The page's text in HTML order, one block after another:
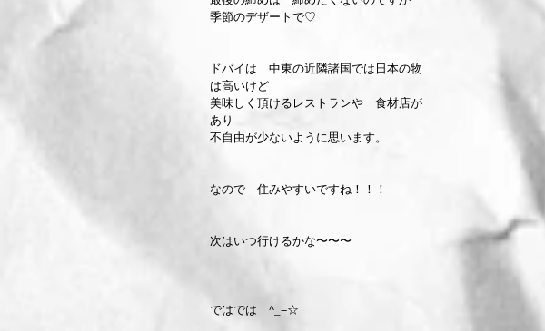
季節のデザートで♡
ドバイは　中東の近隣諸国では日本の物
は高いけど
美味しく頂けるレストランや　食材店が
あり
不自由が少ないように思います。
なので　住みやすいですね！！！
次はいつ行けるかな〜〜〜
ではでは　^_−☆